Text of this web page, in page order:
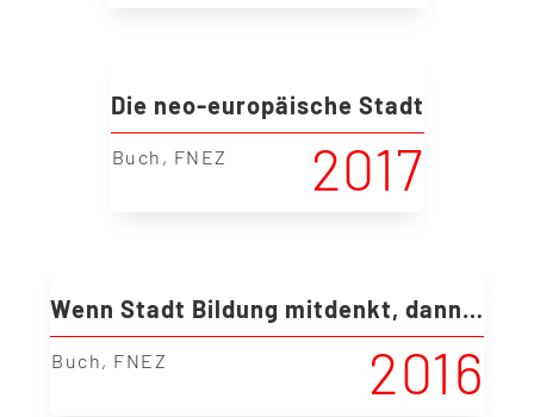
Die neo-europäische Stadt
2017
Buch , FNEZ
Wenn Stadt Bildung mitdenkt, dann…
2016
Buch, FNEZ